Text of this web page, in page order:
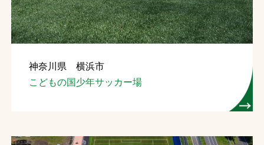
神奈川県 横浜市
こどもの国少年サッカー場